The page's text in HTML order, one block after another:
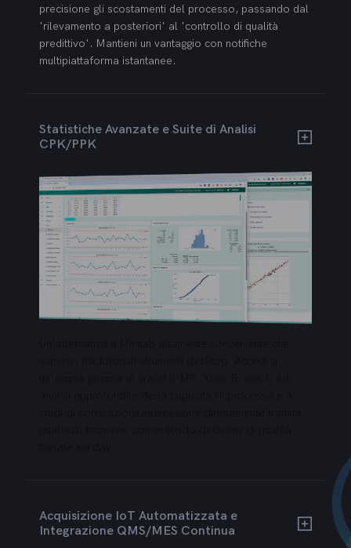
precisione gli scostamenti del processo, passando dal
'rilevamento a posteriori' al 'controllo di qualità
predittivo'. Mantieni un vantaggio con notifiche
multipiattaforma istantanee.
Statistiche Avanzate e Suite di Analisi
CPK/PPK
Acquisizione IoT Automatizzata e
Integrazione QMS/MES Continua